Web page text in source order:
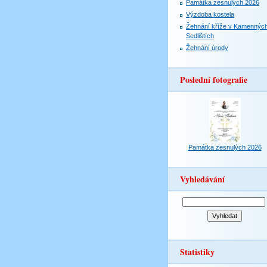
Památka zesnulých 2026
Výzdoba kostela
Žehnání kříže v
Sedlištích
Žehnání úrody
Poslední fotografie
Památka zesnulých 2026
Vyhledávání
Statistiky